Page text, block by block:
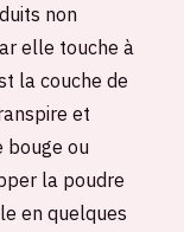
non
elle touche à
la couche de
et
bouge ou
la poudre
en quelques